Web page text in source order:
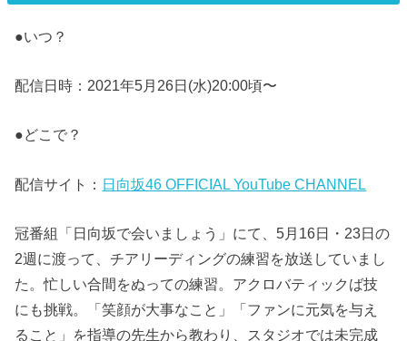
●いつ？
配信日時：2021年5月26日(水)20:00頃〜
●どこで？
配信サイト： 日向坂46 OFFICIAL YouTube CHANNEL
冠番組「日向坂で会いましょう」にて、5月16日・23日の
2週に渡って、チアリーディングの練習を放送していまし
た。忙しい合間をぬっての練習。アクロバティックば技
にも挑戦。「笑顔が大事なこと」「ファンに元気を与え
ること」を指導の先生から教わり、スタジオでは未完成